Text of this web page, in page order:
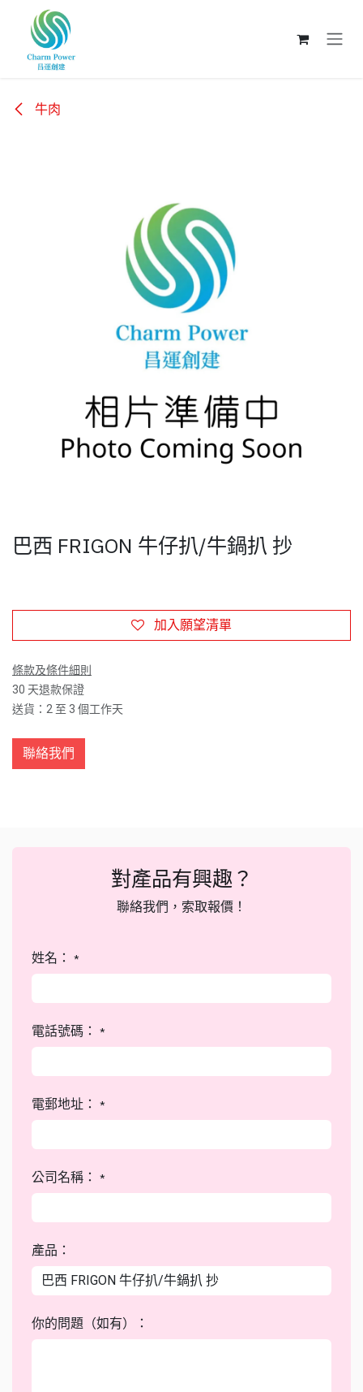
跳至內容
牛肉
巴西 FRIGON 牛仔扒/牛鍋扒 抄
加入願望清單
條款及條件細則
30 天退款保證
送貨：2 至 3 個工作天
聯絡我們
對產品有興趣？
聯絡我們，索取報價！
姓名： *
電話號碼： *
電郵地址： *
公司名稱： *
產品：
你的問題（如有）：